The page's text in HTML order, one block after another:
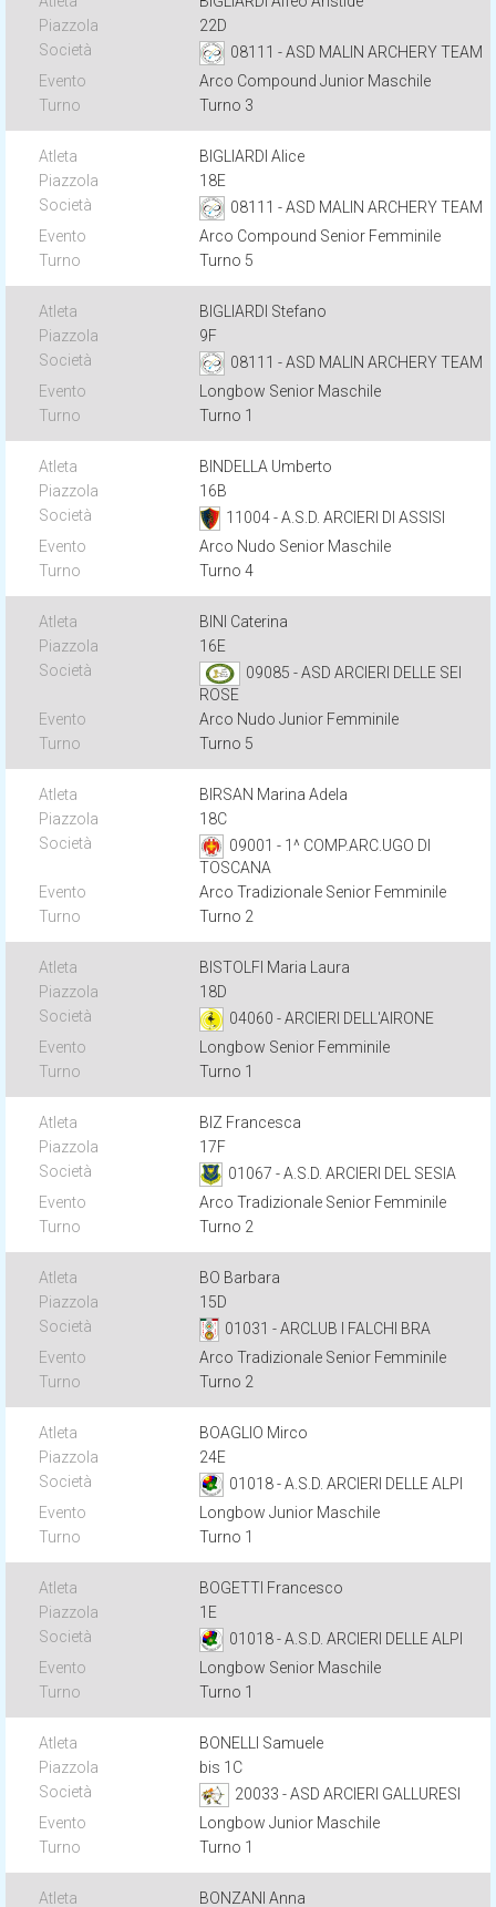
22D
08111 - ASD MALIN ARCHERY TEAM
Arco Compound Junior Maschile
Turno 3
BIGLIARDI Alice
18E
08111 - ASD MALIN ARCHERY TEAM
Arco Compound Senior Femminile
Turno 5
BIGLIARDI Stefano
9F
08111 - ASD MALIN ARCHERY TEAM
Longbow Senior Maschile
Turno 1
BINDELLA Umberto
16B
11004 - A.S.D. ARCIERI DI ASSISI
Arco Nudo Senior Maschile
Turno 4
BINI Caterina
16E
09085 - ASD ARCIERI DELLE SEI
ROSE
Arco Nudo Junior Femminile
Turno 5
BIRSAN Marina Adela
18C
09001 - 1^ COMP.ARC.UGO DI
TOSCANA
Arco Tradizionale Senior Femminile
Turno 2
BISTOLFI Maria Laura
18D
04060 - ARCIERI DELL'AIRONE
Longbow Senior Femminile
Turno 1
BIZ Francesca
17F
01067 - A.S.D. ARCIERI DEL SESIA
Arco Tradizionale Senior Femminile
Turno 2
BO Barbara
15D
01031 - ARCLUB I FALCHI BRA
Arco Tradizionale Senior Femminile
Turno 2
BOAGLIO Mirco
24E
01018 - A.S.D. ARCIERI DELLE ALPI
Longbow Junior Maschile
Turno 1
BOGETTI Francesco
1E
01018 - A.S.D. ARCIERI DELLE ALPI
Longbow Senior Maschile
Turno 1
BONELLI Samuele
bis 1C
20033 - ASD ARCIERI GALLURESI
Longbow Junior Maschile
Turno 1
BONZANI Anna